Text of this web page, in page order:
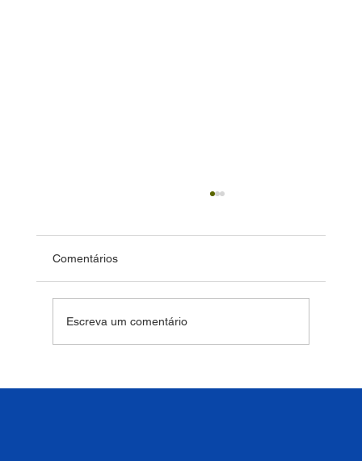
Comentários
Escreva um comentário